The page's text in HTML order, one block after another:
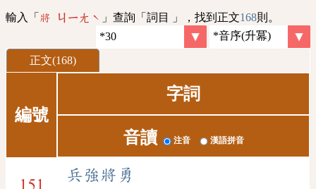
輸入「 將 ㄐㄧㄤˋ 」查詢「詞目 」，找到正文168則。
正文(168)
編號
字詞
音讀 注音 漢語拼音
151
兵強將勇